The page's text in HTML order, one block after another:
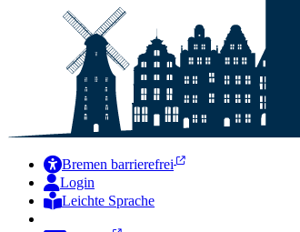
Bremen barrierefrei
Login
Leichte Sprache